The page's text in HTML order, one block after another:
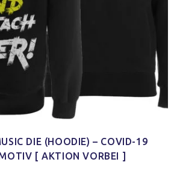
DIE (HOODIE) – COVID-19
[ AKTION VORBEI ]